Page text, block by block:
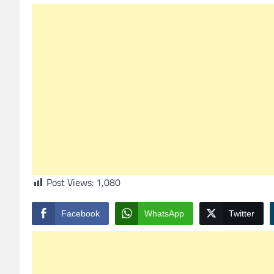
Post Views: 1,080
Facebook WhatsApp Twitter